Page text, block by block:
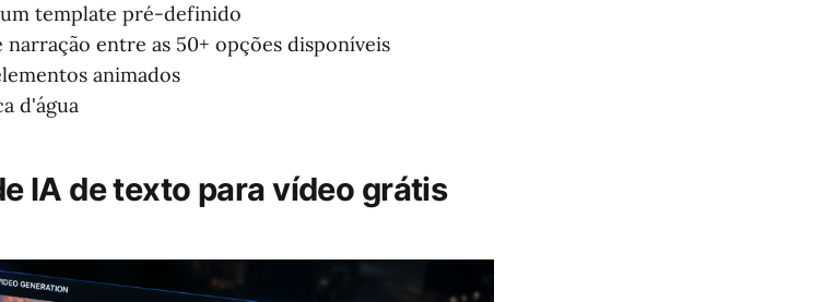
template pré-definido
narração entre as 50+ opções disponíveis
animados
d'água
IA de texto para vídeo grátis